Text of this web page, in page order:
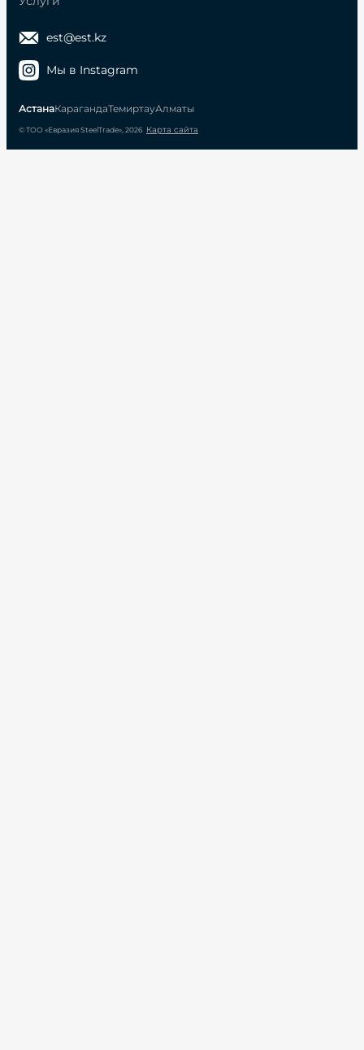
est@est.kz
Мы в Instagram
АстанаКарагандаТемиртауАлматы
© ТОО «Евразия SteelTrade», 2026 Карта сайта